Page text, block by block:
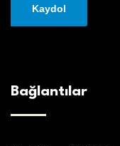
Bağlantılar